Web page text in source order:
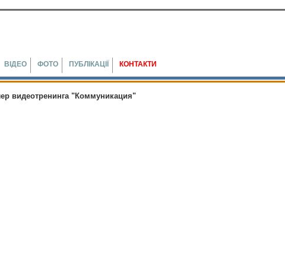
ВІДЕО ФОТО ПУБЛІКАЦІЇ КОНТАКТИ
видеотренинга "Коммуникация"